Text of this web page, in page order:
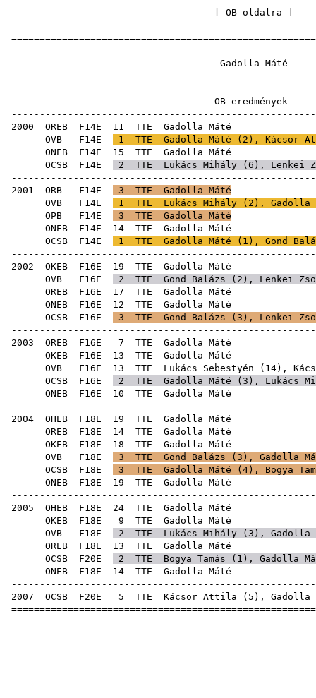
OB oldalra
Gadolla
OB
2000 OREB F14E 11 TTE
OVB F14E 1 TTE Gadolla Máté ( 2 ), Kácsor
ONEB F14E 15 TTE
OCSB F14E 2 TTE Lukács Mihály ( 6 ), Lenkei
2001 ORB F14E 3 TTE Gadolla Máté
OVB F14E 1 TTE Lukács Mihály ( 2 ), Gadolla
OPB F14E 3 TTE Gadolla Máté
ONEB F14E 14 TTE
OCSB F14E 1 TTE Gadolla Máté ( 1 ), Gond
2002 OKEB F16E 19 TTE
OVB F16E 2 TTE Gond Balázs ( 2 ), Lenkei
OREB F16E 17 TTE
ONEB F16E 12 TTE
OCSB F16E 3 TTE Gond Balázs ( 3 ), Lenkei
2003 OREB F16E 7 TTE
OKEB F16E 13 TTE
OVB F16E 13 TTE Lukács Sebestyén ( 14),
OCSB F16E 2 TTE Gadolla Máté ( 3 ), Lukács
ONEB F16E 10 TTE
2004 OHEB F18E 19 TTE
OREB F18E 14 TTE
OKEB F18E 18 TTE
OVB F18E 3 TTE Gond Balázs ( 3 ), Gadolla
OCSB F18E 3 TTE Gadolla Máté ( 4 ), Bogya
ONEB F18E 19 TTE
2005 OHEB F18E 24 TTE
OKEB F18E 9 TTE
OVB F18E 2 TTE Lukács Mihály ( 3 ), Gadolla
OREB F18E 13 TTE
OCSB F20E 2 TTE Bogya Tamás ( 1 ), Gadolla
ONEB F18E 14 TTE
2007 OCSB F20E 5 TTE Kácsor Attila ( 5 ), Gadolla